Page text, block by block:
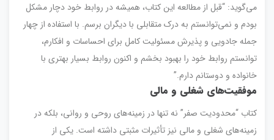
می‌گوید: “قبل از مطالعه این کتاب، همیشه در روابط خود دچار مشکل
بودم و نمی‌توانستم به درک متقابلی با دیگران برسم. با استفاده از چهار
جمله جادویی و پذیرش مسئولیت کامل برای احساسات و افکارم،
توانستم روابط خود را بهبود بخشم و اکنون روابط بسیار بهتری با
خانواده و دوستانم دارم.”
موفقیت‌های شغلی و مالی
کتاب “محدودیت صفر” نه تنها در زمینه‌های روحی و روانی، بلکه در
زمینه‌های شغلی و مالی نیز تأثیرات مثبتی داشته است. یکی از